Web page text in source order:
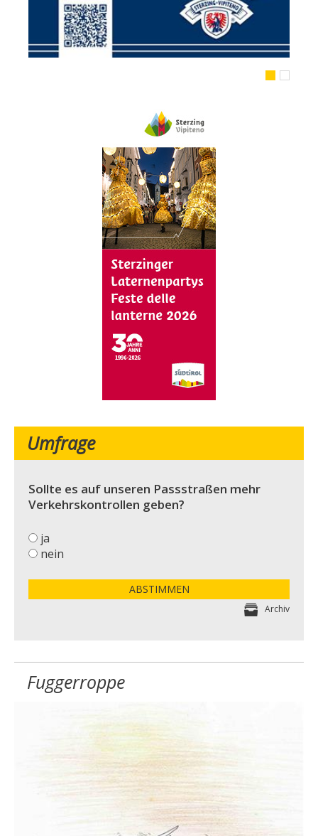
Umfrage
Sollte es auf unseren Passstraßen mehr
Verkehrskontrollen geben?
ja
nein
ABSTIMMEN
Archiv
Fuggerroppe